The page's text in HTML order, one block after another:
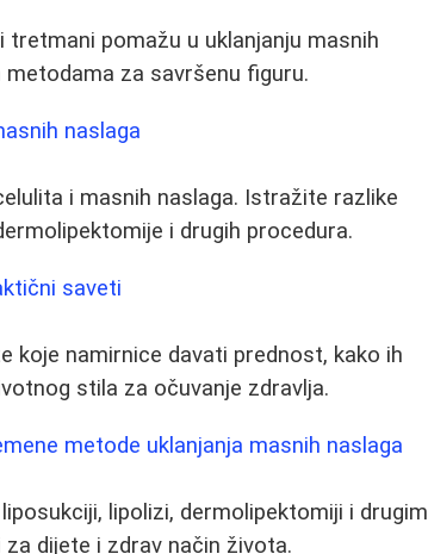
pomažu u uklanjanju masnih
za savršenu figuru.
naslaga
i masnih naslaga. Istražite razlike
i drugih procedura.
saveti
koje namirnice davati prednost, kako ih
stila za očuvanje zdravlja.
metode uklanjanja masnih naslaga
lipolizi, dermolipektomiji i drugim
dijete i zdrav način života.